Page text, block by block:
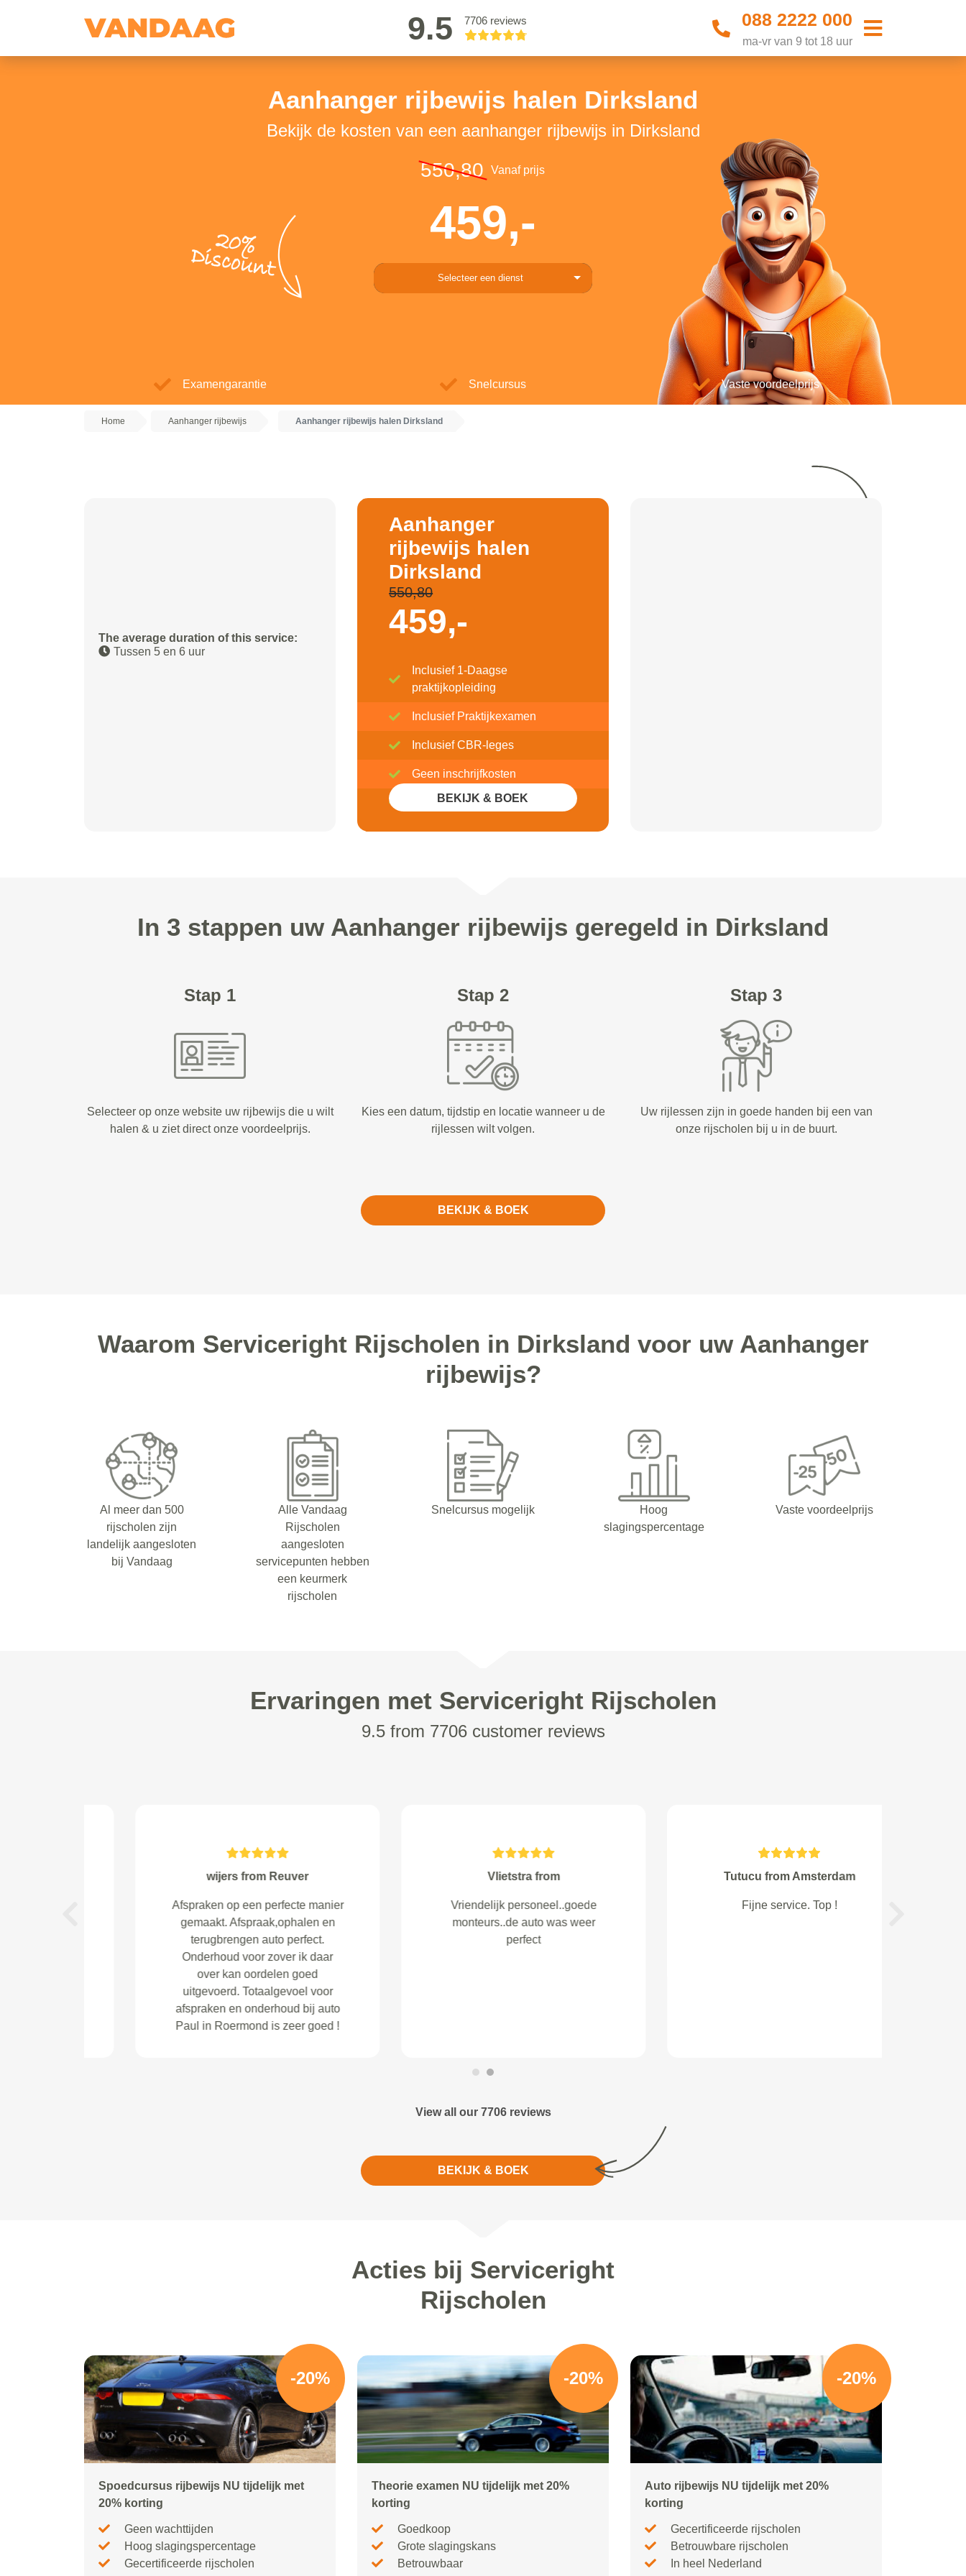
9.5 7706 reviews 088 2222 000
ma-vr van 9 tot 18 uur
Aanhanger rijbewijs halen Dirksland
Bekijk de kosten van een aanhanger rijbewijs in Dirksland
20%
Discount
550,80 Vanaf prijs
459,-
Selecteer een dienst
Examengarantie Snelcursus Vaste voordeelprijs
Home Aanhanger rijbewijs Aanhanger rijbewijs halen Dirksland
The average duration of this service:
Tussen 5 en 6 uur
Aanhanger
rijbewijs halen
Dirksland
550,80
459,-
Inclusief 1-Daagse
praktijkopleiding
Inclusief Praktijkexamen
Inclusief CBR-leges
Geen inschrijfkosten
Inclusief 20% Korting
BEKIJK & BOEK
In 3 stappen uw Aanhanger rijbewijs geregeld in Dirksland
Stap 1
Selecteer op onze website uw rijbewijs die u wilt
halen & u ziet direct onze voordeelprijs.
Stap 2
Kies een datum, tijdstip en locatie wanneer u de
rijlessen wilt volgen.
Stap 3
Uw rijlessen zijn in goede handen bij een van
onze rijscholen bij u in de buurt.
BEKIJK & BOEK
Waarom Serviceright Rijscholen in Dirksland voor uw Aanhanger
rijbewijs?
Al meer dan 500
rijscholen zijn
landelijk aangesloten
bij Vandaag
Alle Vandaag
Rijscholen
aangesloten
servicepunten hebben
een keurmerk
rijscholen
Snelcursus mogelijk
Hoog
slagingspercentage
Vaste voordeelprijs
Ervaringen met Serviceright Rijscholen
9.5 from 7706 customer reviews
Tutucu from Amsterdam
Fijne service. Top !
Tiarra kappar from
Snelle service
A.A. Mol from Etten-leur
De auto was heeeeel schoon had
View all our 7706 reviews
BEKIJK & BOEK
Acties bij Serviceright
Rijscholen
-20%
Spoedcursus rijbewijs NU tijdelijk met
20% korting
Geen wachttijden
Hoog slagingspercentage
Gecertificeerde rijscholen
-20%
Theorie examen NU tijdelijk met 20%
korting
Goedkoop
Grote slagingskans
Betrouwbaar
-20%
Auto rijbewijs NU tijdelijk met 20%
korting
Gecertificeerde rijscholen
Betrouwbare rijscholen
In heel Nederland